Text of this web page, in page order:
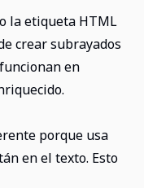
la etiqueta HTML
crear subrayados
en
porque usa
en el texto. Esto